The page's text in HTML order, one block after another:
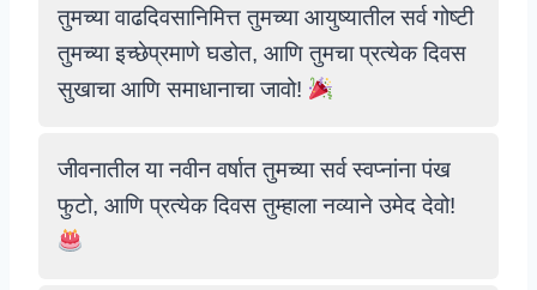
तुमच्या वाढदिवसानिमित्त तुमच्या आयुष्यातील सर्व गोष्टी
तुमच्या इच्छेप्रमाणे घडोत, आणि तुमचा प्रत्येक दिवस
सुखाचा आणि समाधानाचा जावो!
जीवनातील या नवीन वर्षात तुमच्या सर्व स्वप्नांना पंख
फुटो, आणि प्रत्येक दिवस तुम्हाला नव्याने उमेद देवो!